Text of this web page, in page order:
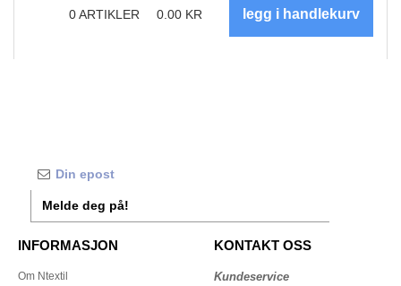
0ARTIKLER 0.00 KR
Melde deg på!
INFORMASJON
Om Ntextil
KONTAKT OSS
Kundeservice